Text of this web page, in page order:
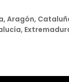
Aragón,